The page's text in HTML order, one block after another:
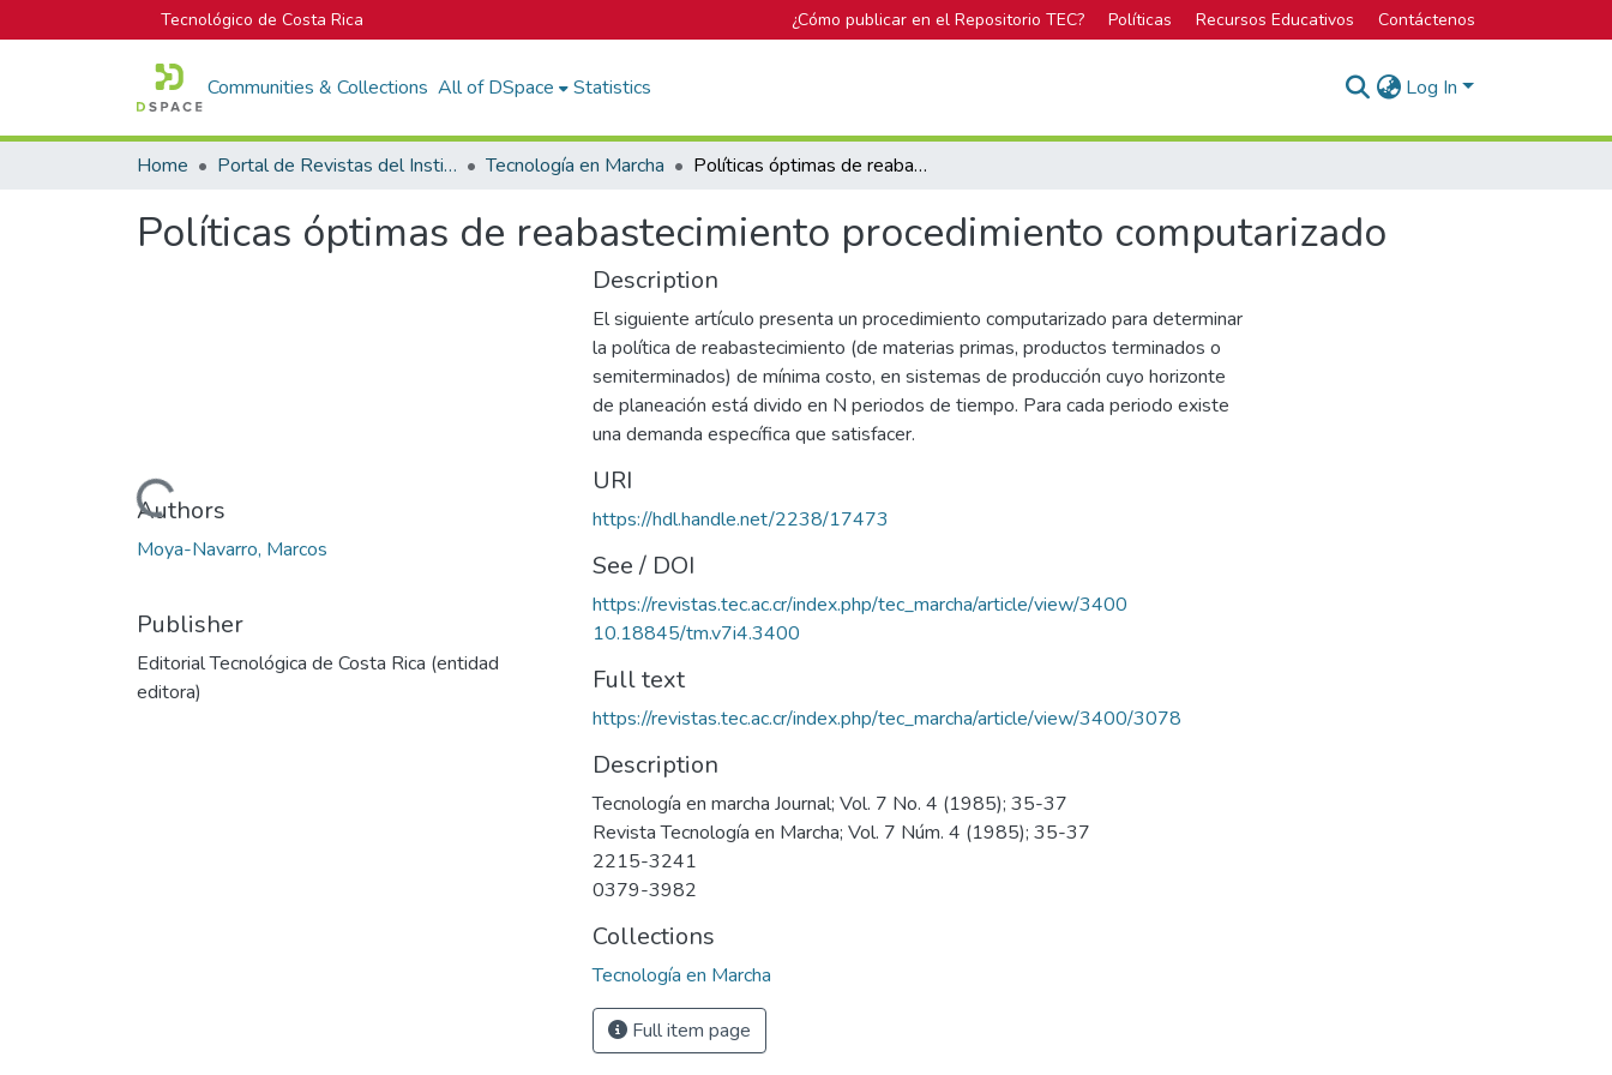
Tecnológico de Costa Rica ¿Cómo publicar en el Repositorio TEC? Políticas Recursos Educativos Contáctenos
Communities & Collections All of DSpace Statistics Log In
Home Portal de Revistas del Instituto Tecnológico de Costa Rica Tecnología en Marcha Políticas óptimas de reabastecimiento procedimiento computarizado
Políticas óptimas de reabastecimiento procedimiento computarizado
Loading...
Authors
Moya-Navarro, Marcos
Publisher
Editorial Tecnológica de Costa Rica (entidad
editora)
Description
El siguiente artículo presenta un procedimiento computarizado para determinar
la política de reabastecimiento (de materias primas, productos terminados o
semiterminados) de mínima costo, en sistemas de producción cuyo horizonte
de planeación está divido en N periodos de tiempo. Para cada periodo existe
una demanda específica que satisfacer.
URI
https://hdl.handle.net/2238/17473
See / DOI
https://revistas.tec.ac.cr/index.php/tec_marcha/article/view/3400
10.18845/tm.v7i4.3400
Full text
https://revistas.tec.ac.cr/index.php/tec_marcha/article/view/3400/3078
Description
Tecnología en marcha Journal; Vol. 7 No. 4 (1985); 35-37
Revista Tecnología en Marcha; Vol. 7 Núm. 4 (1985); 35-37
2215-3241
0379-3982
Collections
Tecnología en Marcha
Full item page